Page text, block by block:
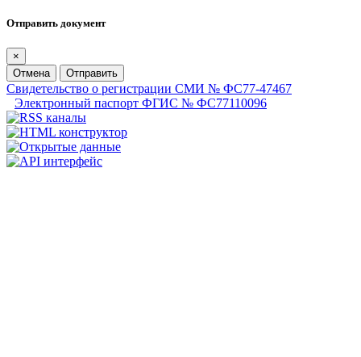
Отправить документ
×
Отмена
Отправить
Свидетельство о регистрации СМИ № ФС77-47467
Электронный паспорт ФГИС № ФС77110096